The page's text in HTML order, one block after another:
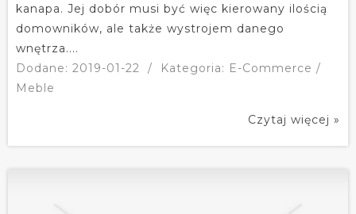
kanapa. Jej dobór musi być więc kierowany ilością
domowników, ale także wystrojem danego
wnętrza....
Dodane: 2019-01-22
/
Kategoria: E-Commerce /
Meble
Czytaj więcej »